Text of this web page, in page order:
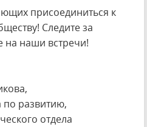
присоединиться к
Следите за
на наши встречи!
по развитию,
отдела